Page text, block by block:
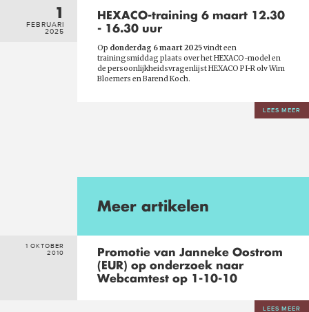
1
FEBRUARI
2025
HEXACO-training 6 maart 12.30
- 16.30 uur
Op donderdag 6 maart 2025vindt een
trainingsmiddag plaats over het HEXACO-model en
de persoonlijkheidsvragenlijst HEXACO PI-R olv Wim
Bloemers en Barend Koch.
LEES MEER
Meer artikelen
1 OKTOBER
2010
Promotie van Janneke Oostrom
(EUR) op onderzoek naar
Webcamtest op 1-10-10
LEES MEER